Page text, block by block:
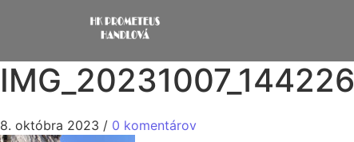
IMG_20231007_144226
8. októbra 2023 / 0 komentárov